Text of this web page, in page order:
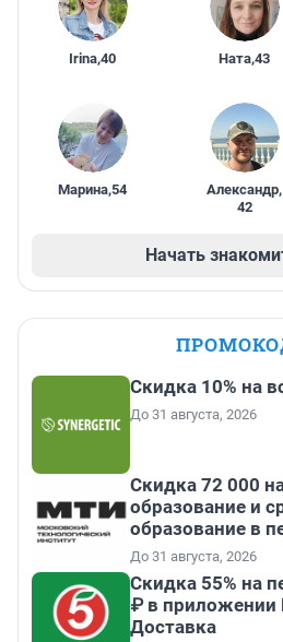
Irina,40 Ната,43
Марина,54 Александр,
42
Начать
Скидка 10% на
До 31 августа, 2026
Скидка 72 000
образование и
образование в
До 31 августа, 2026
Скидка 55% на
₽ в приложении
Доставка